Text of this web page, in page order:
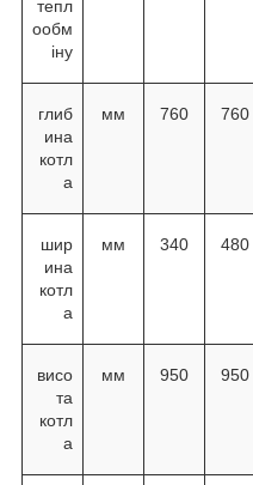
тепл
ообм
іну
глиб
ина
котл
а
мм 760 760
шир
ина
котл
а
мм 340 480
висо
та
котл
а
мм 950 950